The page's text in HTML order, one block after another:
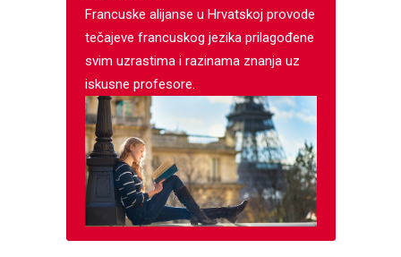
Francuske alijanse u Hrvatskoj provode
tečajeve francuskog jezika prilagođene
svim uzrastima i razinama znanja uz
iskusne profesore.